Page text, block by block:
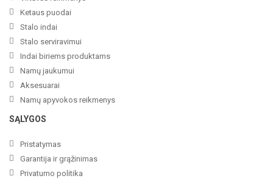
Ketaus puodai
Stalo indai
Stalo serviravimui
Indai biriems produktams
Namų jaukumui
Aksesuarai
Namų apyvokos reikmenys
SĄLYGOS
Pristatymas
Garantija ir grąžinimas
Privatumo politika